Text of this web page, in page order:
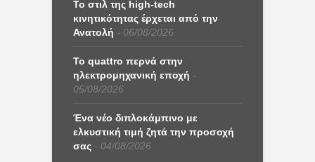
Το στιλ της high-tech
κινητικότητας έρχεται από την
Ανατολή
06/08/2026
Το quattro περνά στην
ηλεκτρομηχανική εποχή
05/08/2026
Ένα νέο διπλοκάμπινο με
ελκυστική τιμή ζητά την προσοχή
σας
04/08/2026